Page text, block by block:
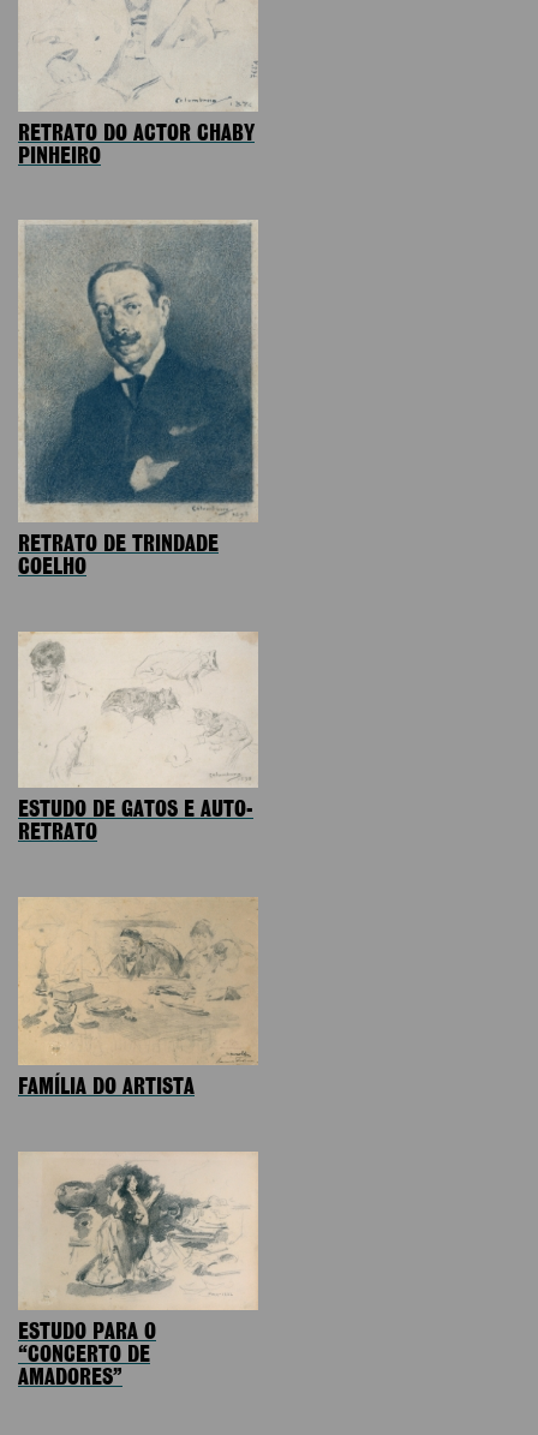
RETRATO DO ACTOR CHABY
PINHEIRO
RETRATO DE TRINDADE
COELHO
ESTUDO DE GATOS E AUTO-
RETRATO
FAMÍLIA DO ARTISTA
ESTUDO PARA O
“CONCERTO DE
AMADORES”